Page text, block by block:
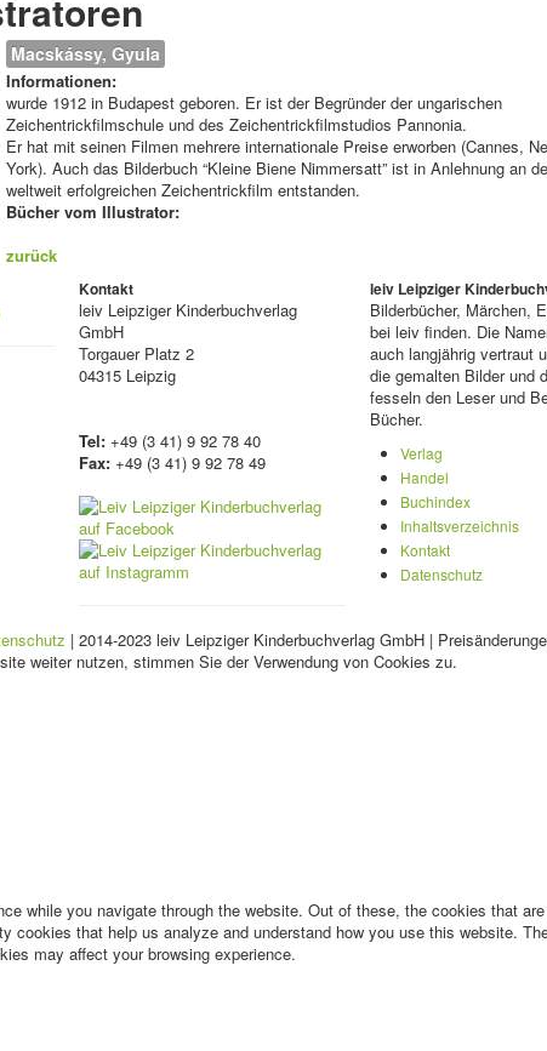
Macskássy, Gyula
Informationen:
wurde 1912 in Budapest geboren. Er ist der Begründer der ungarischen
Zeichentrickfilmschule und des Zeichentrickfilmstudios Pannonia.
Er hat mit seinen Filmen mehrere internationale Preise erworben (Cannes,
York). Auch das Bilderbuch “Kleine Biene Nimmersatt” ist in Anlehnung an
weltweit erfolgreichen Zeichentrickfilm entstanden.
Bücher vom Illustrator:
zurück
Kontakt
leiv Leipziger Kinderbuchverlag
GmbH
Torgauer Platz 2
04315 Leipzig
Tel: +49 (3 41) 9 92 78 40
Fax: +49 (3 41) 9 92 78 49
leiv Leipziger
Bilderbücher, Märchen,
bei leiv finden. Die
auch langjährig vertraut
die gemalten Bilder und
fesseln den Leser und
Bücher.
Verlag
Handel
Buchindex
Inhaltsverzeichnis
Kontakt
Datenschutz
| 2014-2023 leiv Leipziger Kinderbuchverlag GmbH |
weiter nutzen, stimmen Sie der Verwendung von Cookies zu.
while you navigate through the website. Out of these, the cookies that
cookies that help us analyze and understand how you use this website.
may affect your browsing experience.